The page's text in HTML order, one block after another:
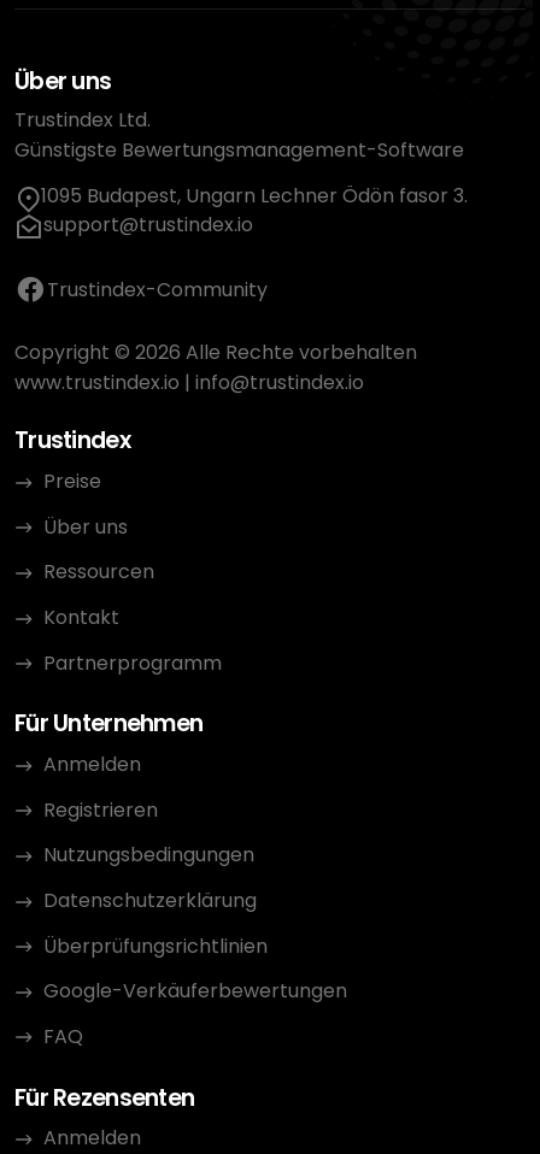
Über uns
Trustindex Ltd.
Günstigste Bewertungsmanagement-Software
1095 Budapest, Ungarn Lechner Ödön fasor 3.
support@trustindex.io
Trustindex-Community
Copyright © 2026 Alle Rechte vorbehalten
www.trustindex.io | info@trustindex.io
Trustindex
Preise
Über uns
Ressourcen
Kontakt
Partnerprogramm
Für Unternehmen
Anmelden
Registrieren
Nutzungsbedingungen
Datenschutzerklärung
Überprüfungsrichtlinien
Google-Verkäuferbewertungen
FAQ
Für Rezensenten
Anmelden